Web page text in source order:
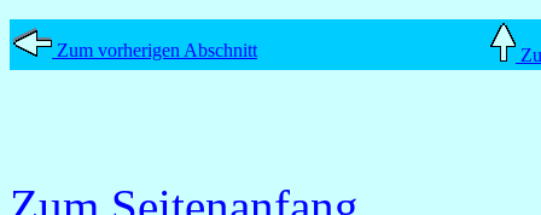
Zum vorherigen Abschnitt